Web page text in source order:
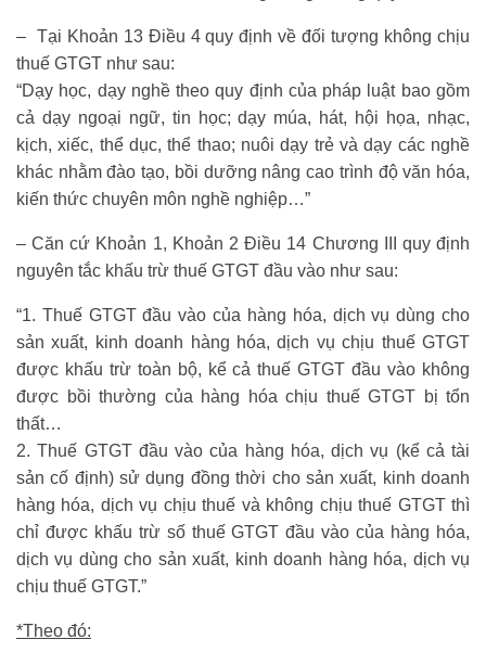
– Tại Khoản 13 Điều 4 quy định về đối tượng không chịu
thuế GTGT như sau:
“Dạy học, dạy nghề theo quy định của pháp luật bao gồm
cả dạy ngoại ngữ, tin học; dạy múa, hát, hội họa, nhạc,
kịch, xiếc, thể dục, thể thao; nuôi dạy trẻ và dạy các nghề
khác nhằm đào tạo, bồi dưỡng nâng cao trình độ văn hóa,
kiến thức chuyên môn nghề nghiệp…”
– Căn cứ Khoản 1, Khoản 2 Điều 14 Chương III quy định
nguyên tắc khấu trừ thuế GTGT đầu vào như sau:
“1. Thuế GTGT đầu vào của hàng hóa, dịch vụ dùng cho
sản xuất, kinh doanh hàng hóa, dịch vụ chịu thuế GTGT
được khấu trừ toàn bộ, kể cả thuế GTGT đầu vào không
được bồi thường của hàng hóa chịu thuế GTGT bị tổn
thất…
2. Thuế GTGT đầu vào của hàng hóa, dịch vụ (kể cả tài
sản cố định) sử dụng đồng thời cho sản xuất, kinh doanh
hàng hóa, dịch vụ chịu thuế và không chịu thuế GTGT thì
chỉ được khấu trừ số thuế GTGT đầu vào của hàng hóa,
dịch vụ dùng cho sản xuất, kinh doanh hàng hóa, dịch vụ
chịu thuế GTGT.”
*Theo đó: